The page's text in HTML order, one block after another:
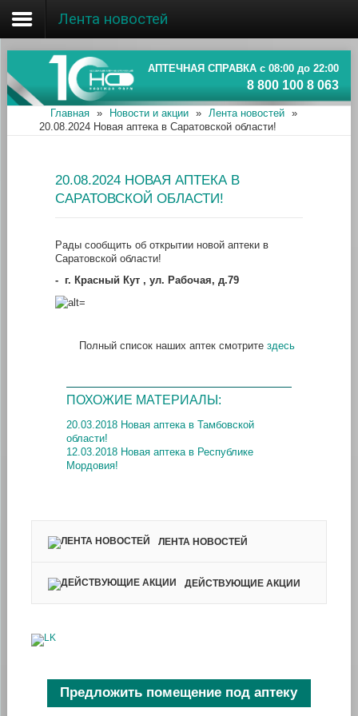
Главная
Об ассоциации
Наши аптеки
Информация
Лента новостей
АПТЕЧНАЯ СПРАВКА с 08:00 до 22:00
8 800 100 8 063
Главная » Новости и акции » Лента новостей
»
20.08.2024 Новая аптека в Саратовской области!
20.08.2024 НОВАЯ АПТЕКА В
САРАТОВСКОЙ ОБЛАСТИ!
Рады сообщить об открытии новой аптеки в
Саратовской области!
- г. Красный Кут , ул. Рабочая, д.79
Полный список наших аптек смотрите здесь
ПОХОЖИЕ МАТЕРИАЛЫ:
20.03.2018 Новая аптека в Тамбовской
области!
12.03.2018 Новая аптека в Республике
Мордовия!
ЛЕНТА НОВОСТЕЙ
ДЕЙСТВУЮЩИЕ АКЦИИ
Предложить помещение под аптеку